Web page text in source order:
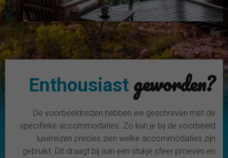
Enthousiast geworden?
De voorbeeldreizen hebben we geschreven met de
specifieke accommodaties. Zo kun je bij de voorbeeld
luxereizen precies zien welke accommodaties zijn
gebruikt. Dit draagt bij aan een stukje sfeer proeven en